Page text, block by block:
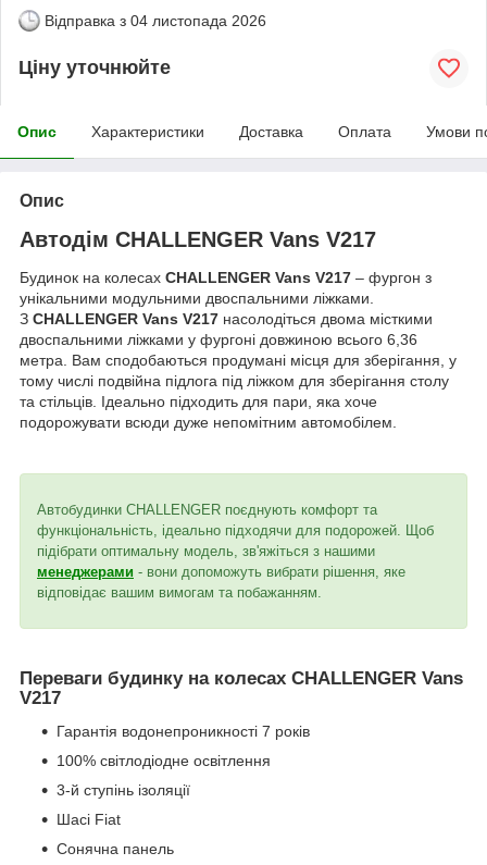
Відправка з 04 листопада 2026
Ціну уточнюйте
Опис Характеристики Доставка Оплата Умови
Опис
Автодім CHALLENGER Vans V217
Будинок на колесах CHALLENGER Vans V217 – фургон з
унікальними модульними двоспальними ліжками.
З CHALLENGER Vans V217 насолодіться двома місткими
двоспальними ліжками у фургоні довжиною всього 6,36
метра. Вам сподобаються продумані місця для зберігання, у
тому числі подвійна підлога під ліжком для зберігання столу
та стільців. Ідеально підходить для пари, яка хоче
подорожувати всюди дуже непомітним автомобілем.
Автобудинки CHALLENGER поєднують комфорт та
функціональність, ідеально підходячи для подорожей. Щоб
підібрати оптимальну модель, зв'яжіться з нашими
менеджерами - вони допоможуть вибрати рішення, яке
відповідає вашим вимогам та побажанням.
Переваги будинку на колесах CHALLENGER Vans
V217
Гарантія водонепроникності 7 років
100% світлодіодне освітлення
3-й ступінь ізоляції
Шасі Fiat
Сонячна панель